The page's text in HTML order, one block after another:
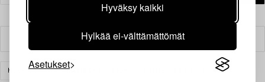
Hyväksy kaikki
Hylkää ei-välttämättömät
Asetukset
Suodatin
HUONEKALUT JA TAIDEKÄSITYÖ